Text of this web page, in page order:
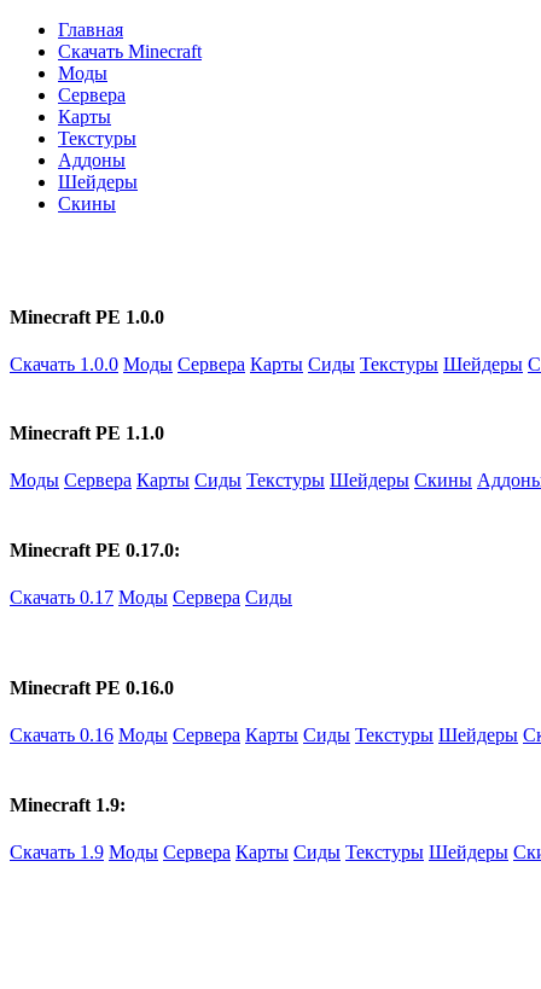
Главная
Скачать Minecraft
Моды
Сервера
Карты
Текстуры
Аддоны
Шейдеры
Скины
Minecraft PE 1.0.0
Скачать 1.0.0 Моды Сервера Карты Сиды Текстуры Шейдеры
Minecraft PE 1.1.0
Моды Сервера Карты Сиды Текстуры Шейдеры Скины
Minecraft PE 0.17.0:
Скачать 0.17 Моды Сервера Сиды
Minecraft PE 0.16.0
Скачать 0.16 Моды Сервера Карты Сиды Текстуры Шейдеры
Minecraft 1.9:
Скачать 1.9 Моды Сервера Карты Сиды Текстуры Шейдеры